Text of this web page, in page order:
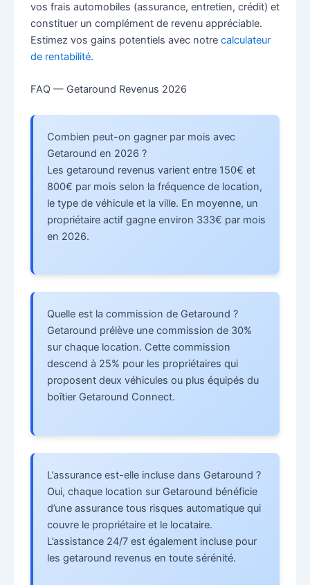
vos frais automobiles (assurance, entretien, crédit) et
constituer un complément de revenu appréciable.
Estimez vos gains potentiels avec notre calculateur
de rentabilité.
FAQ — Getaround Revenus 2026
Combien peut-on gagner par mois avec
Getaround en 2026 ?
Les getaround revenus varient entre 150€ et
800€ par mois selon la fréquence de location,
le type de véhicule et la ville. En moyenne, un
propriétaire actif gagne environ 333€ par mois
en 2026.
Quelle est la commission de Getaround ?
Getaround prélève une commission de 30%
sur chaque location. Cette commission
descend à 25% pour les propriétaires qui
proposent deux véhicules ou plus équipés du
boîtier Getaround Connect.
L’assurance est-elle incluse dans Getaround ?
Oui, chaque location sur Getaround bénéficie
d’une assurance tous risques automatique qui
couvre le propriétaire et le locataire.
L’assistance 24/7 est également incluse pour
les getaround revenus en toute sérénité.